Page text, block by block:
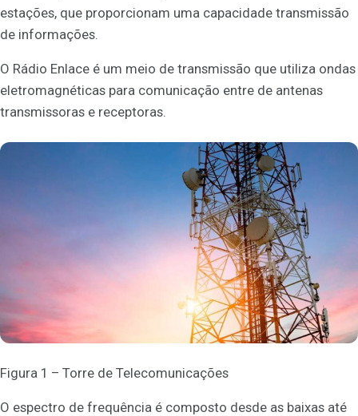
estações, que proporcionam uma capacidade transmissão
de informações.
O Rádio Enlace é um meio de transmissão que utiliza ondas
eletromagnéticas para comunicação entre de antenas
transmissoras e receptoras.
Figura 1 – Torre de Telecomunicações
O espectro de frequência é composto desde as baixas até